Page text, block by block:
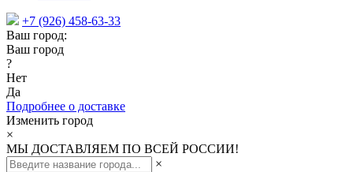
+7 (926) 458-63-33
Ваш город:
Ваш город
?
Нет
Да
Подробнее о доставке
Изменить город
×
МЫ ДОСТАВЛЯЕМ ПО ВСЕЙ РОССИИ!
×